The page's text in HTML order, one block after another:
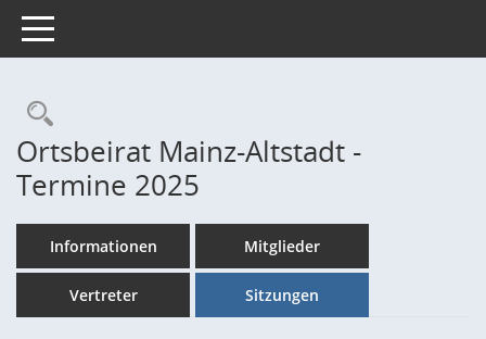
Toggle navigation
Rechercheauswahl
Ortsbeirat Mainz-Altstadt -
Termine 2025
Informationen Mitglieder
Vertreter Sitzungen